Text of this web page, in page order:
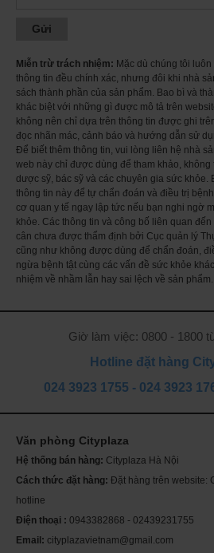
Tăng sức đề kháng của cơ thể và hỗ trợ
Cordyceps sinensis (Cordyceps) (Đông
Hạt Petroselinum crispum (Parsley) (Mùi
Quả Schisandra chinesis (Schisandra)
Equisetum arvense stem 1000mg
Quả Juniperus communis 667mg
Thảo mộc Urtica dioica (Nettle) (Tầm ma)
Hướng dẫn sử dụng Viên uống hỗ trợ
của Úc
Ngày uống 2 lần, mỗi lần 2 viên, sau ăn
Lưu ý:
Sản phẩm này không phải là thuốc và không
chữa bệnh. Hiệu quả sử dụng sản phẩm phụ
người.
kiến bác sĩ trước khi sử dụng
Bảo quản ở nhiệt độ dưới 30 độ và tránh ánh
Miễn trừ trách nhiệm: Mặc dù chúng tôi
thông tin đều chính xác, nhưng đôi khi nhà
sách thành phần của sản phẩm. Bao bì và
khác biệt với những gì được mô tả trên
không nên chỉ dựa trên thông tin được ghi
đọc nhãn mác, cảnh báo và hướng dẫn sử
Để biết thêm thông tin, vui lòng liên hệ nhà
web này chỉ được dùng để tham khảo, không
dược sỹ, bác sỹ và các chuyên gia sức khỏe.
thông tin này để tự chẩn đoán và điều trị
cơ quan y tế ngay lập tức nếu bạn nghi ngờ
khỏe. Các thông tin và công bố liên quan
cân chưa được thẩm định bởi Cục quản lý
cũng như không được dùng để chẩn đoán,
ngừa bệnh tật cùng các vấn đề sức khỏe
nhiệm về nhầm lẫn hay sai lệch về sản phẩm.
Giờ làm việc: 0800 - 1800
Hotline đặt hàng
024 3923 1755 - 024 3923
Văn phòng Cityplaza
Hệ thống bán hàng: Cityplaza Hà Nội
Cách thức đặt hàng: Đặt hàng trên website:
hotline
Điện thoại : 0943382868 - 02439231755
Email: cityplazavietnam@gmail.com